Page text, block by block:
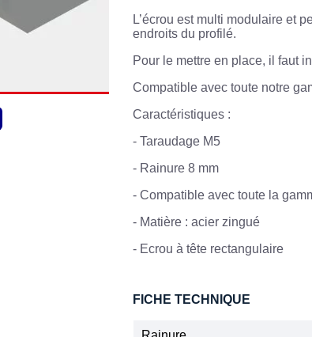
L’écrou est multi modulaire et
endroits du profilé.
Pour le mettre en place, il faut
Compatible avec toute notre
Caractéristiques :
- Taraudage M5
- Rainure 8 mm
- Compatible avec toute la
- Matière : acier zingué
- Ecrou à tête rectangulaire
FICHE TECHNIQUE